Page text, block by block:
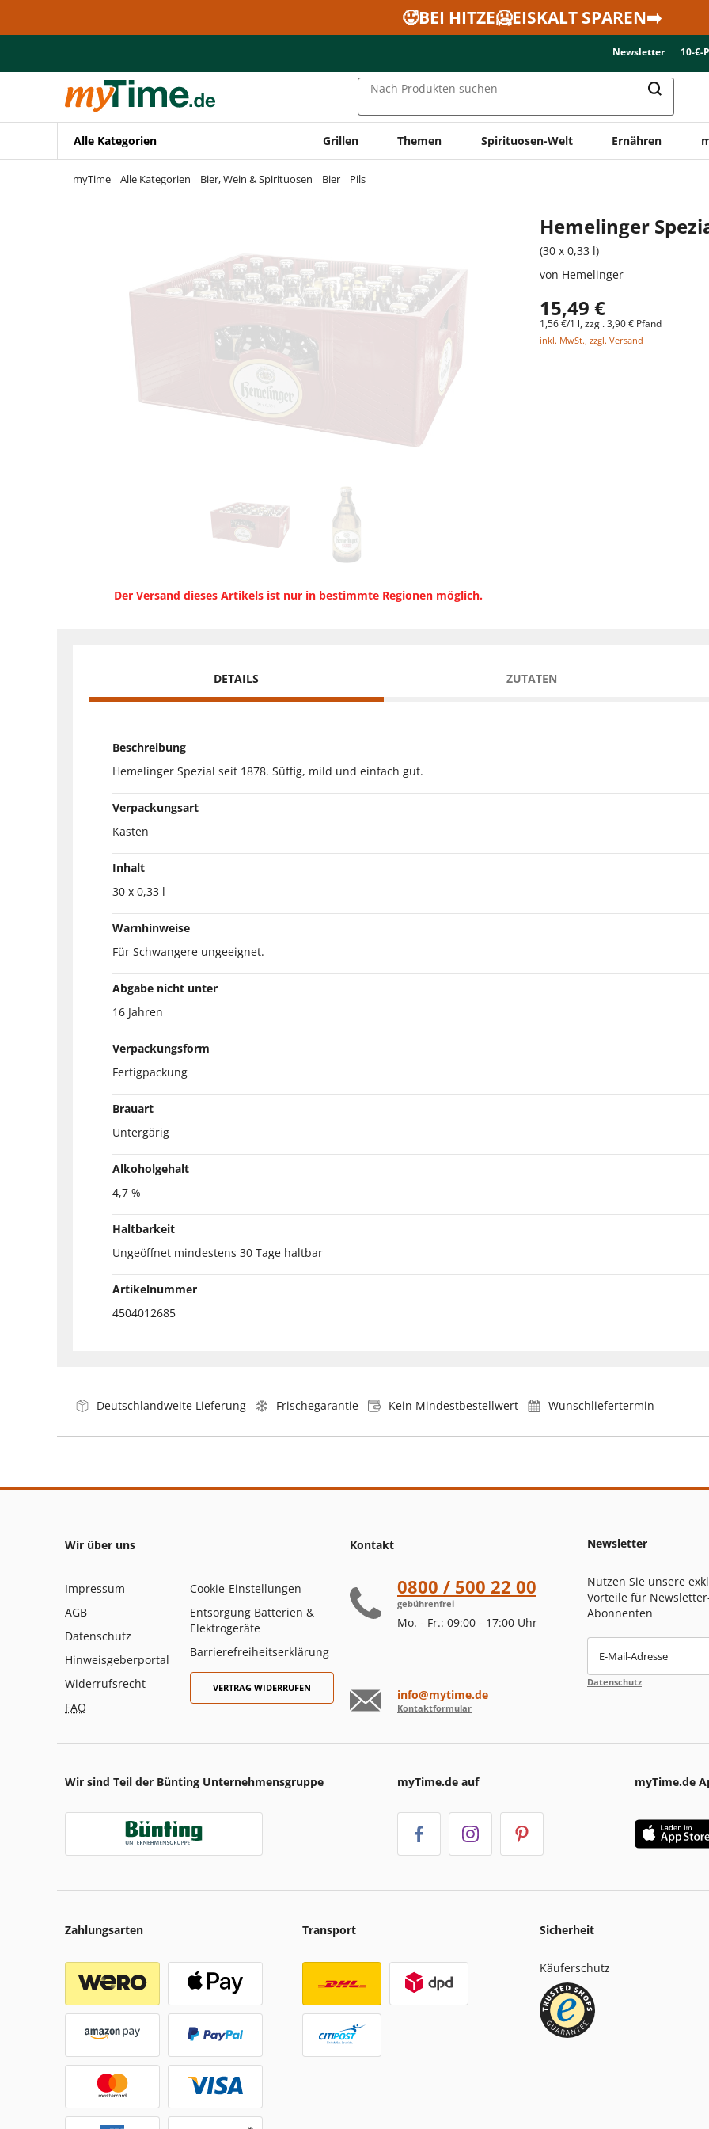
Zur Navigation springen
🥵BEI HITZE🥶EISKALT SPAREN➡️
Newsletter 10-€-
Nach Produkten suchen
Alle Kategorien Grillen Themen Spirituosen-Welt Ernähren
myTime Alle Kategorien Bier, Wein & Spirituosen Bier Pils
Der Versand dieses Artikels ist nur in bestimmte Regionen möglich.
Hemelinger
(30 x 0,33 l)
von Hemelinger
15,49 €
1,56 €/1 l, zzgl. 3,90 € Pfand
inkl. MwSt., zzgl. Versand
DETAILS ZUTATEN
Beschreibung
Hemelinger Spezial seit 1878. Süffig, mild und einfach gut.
Verpackungsart
Kasten
Inhalt
30 x 0,33 l
Warnhinweise
Für Schwangere ungeeignet.
Abgabe nicht unter
16 Jahren
Verpackungsform
Fertigpackung
Brauart
Untergärig
Alkoholgehalt
4,7 %
Haltbarkeit
Ungeöffnet mindestens 30 Tage haltbar
Artikelnummer
4504012685
Deutschlandweite Lieferung Frischegarantie Kein Mindestbestellwert Wunschliefertermin
Wir über uns
Impressum
AGB
Datenschutz
Hinweisgeberportal
Widerrufsrecht
FAQ
Cookie-Einstellungen
Entsorgung Batterien &
Elektrogeräte
Barrierefreiheitserklärung
VERTRAG WIDERRUFEN
Kontakt
0800 / 500 22 00
gebührenfrei
Mo. - Fr.: 09:00 - 17:00 Uhr
info@mytime.de
Kontaktformular
Newsletter
Nutzen Sie unsere
Vorteile für
Abonnenten
E-Mail-Adresse
Datenschutz
Wir sind Teil der Bünting Unternehmensgruppe myTime.de auf myTime.de
Zahlungsarten Transport Sicherheit
Käuferschutz